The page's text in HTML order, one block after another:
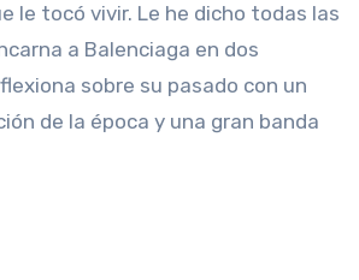
le tocó vivir. Le he dicho todas las
a Balenciaga en dos
sobre su pasado con un
de la época y una gran banda